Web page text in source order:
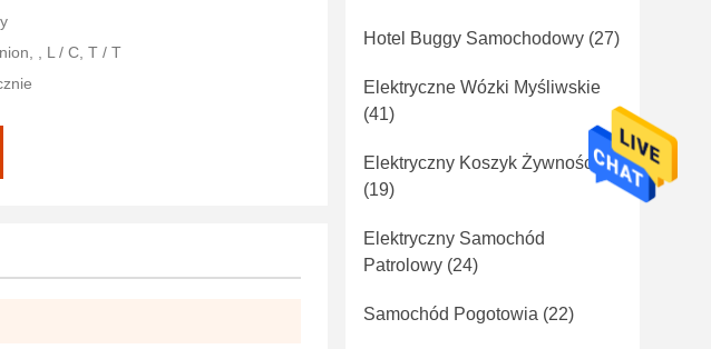
, L / C, T / T
Hotel Buggy Samochodowy (27)
Elektryczne Wózki Myśliwskie
(41)
Elektryczny Koszyk Żywności
(19)
Elektryczny Samochód
Patrolowy (24)
Samochód Pogotowia (22)